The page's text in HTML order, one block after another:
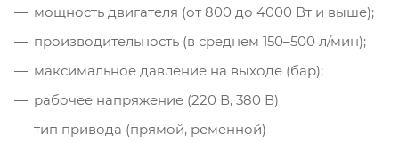
мощность двигателя (от 800 до 4000 Вт и выше);
производительность (в среднем 150–500 л/мин);
максимальное давление на выходе (бар);
рабочее напряжение (220 В, 380 В)
тип привода (прямой, ременной)